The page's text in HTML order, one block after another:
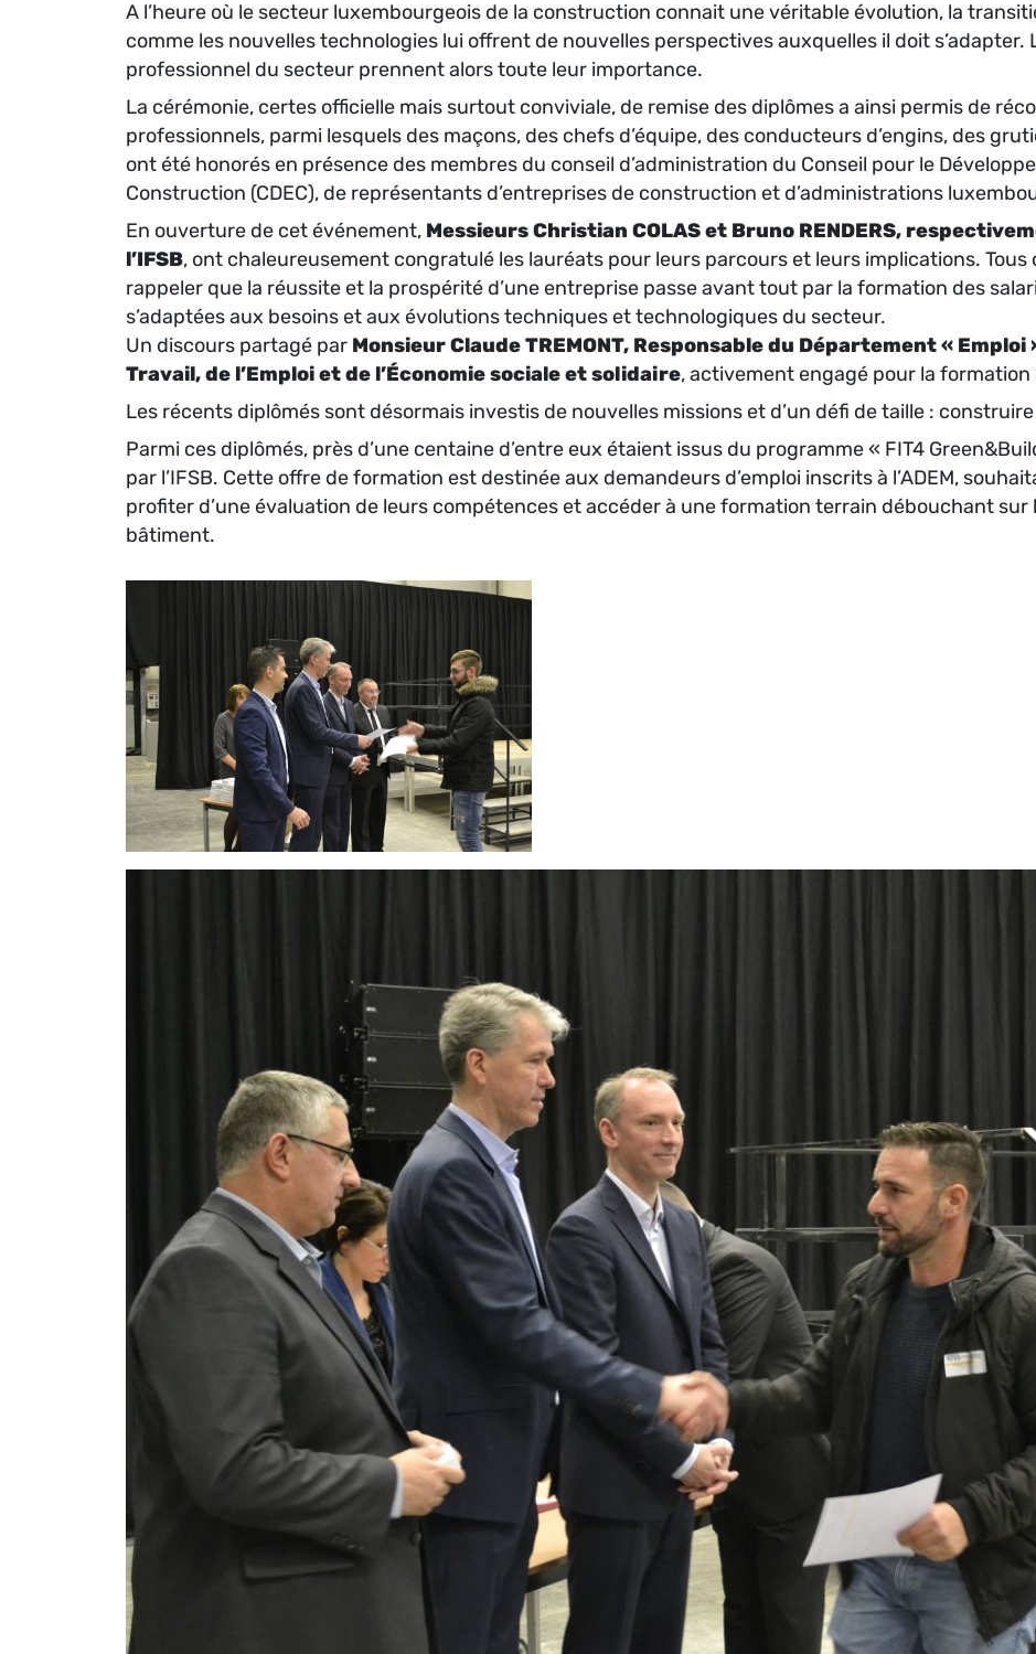
A l’heure où le secteur luxembourgeois de la construction connait une véritable évolution, la
comme les nouvelles technologies lui offrent de nouvelles perspectives auxquelles il doit
professionnel du secteur prennent alors toute leur importance.
La cérémonie, certes officielle mais surtout conviviale, de remise des diplômes a ainsi permis de
professionnels, parmi lesquels des maçons, des chefs d’équipe, des conducteurs d’engins, des
ont été honorés en présence des membres du conseil d’administration du Conseil pour le
Construction (CDEC), de représentants d’entreprises de construction et d’administrations
En ouverture de cet événement, Messieurs Christian COLAS et Bruno RENDERS,
l’IFSB, ont chaleureusement congratulé les lauréats pour leurs parcours et leurs implications.
rappeler que la réussite et la prospérité d’une entreprise passe avant tout par la formation des
s’adaptées aux besoins et aux évolutions techniques et technologiques du secteur.
Un discours partagé par Monsieur Claude TREMONT, Responsable du Département «
Travail, de l’Emploi et de l’Économie sociale et solidaire, activement engagé pour la
Les récents diplômés sont désormais investis de nouvelles missions et d’un défi de taille :
Parmi ces diplômés, près d’une centaine d’entre eux étaient issus du programme « FIT4
par l’IFSB. Cette offre de formation est destinée aux demandeurs d’emploi inscrits à l’ADEM,
profiter d’une évaluation de leurs compétences et accéder à une formation terrain débouchant
bâtiment.